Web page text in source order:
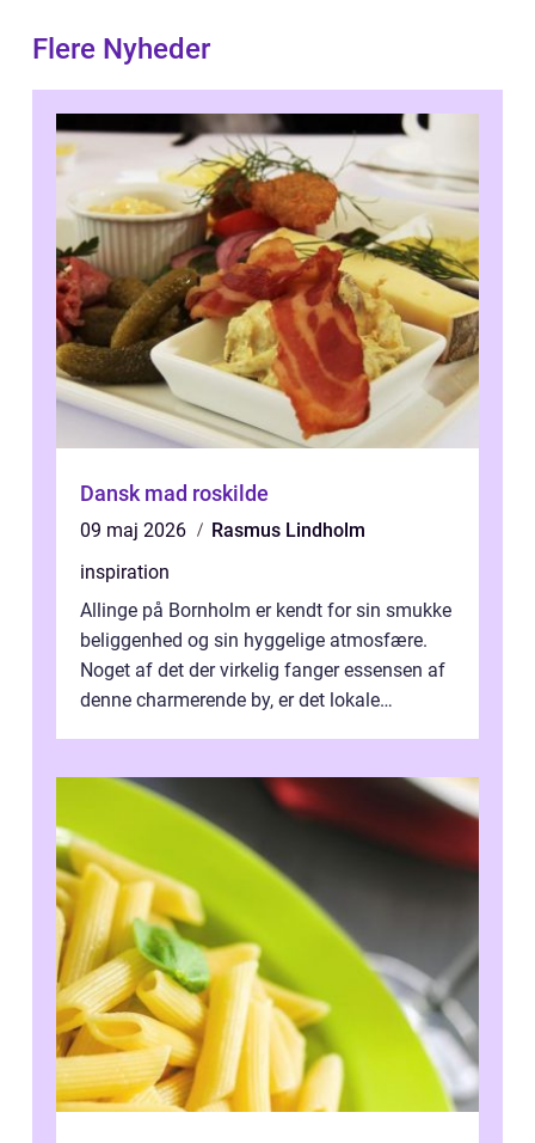
Flere Nyheder
Dansk mad roskilde
09 maj 2026
Rasmus Lindholm
inspiration
Allinge på Bornholm er kendt for sin smukke
beliggenhed og sin hyggelige atmosfære.
Noget af det der virkelig fanger essensen af
denne charmerende by, er det lokale